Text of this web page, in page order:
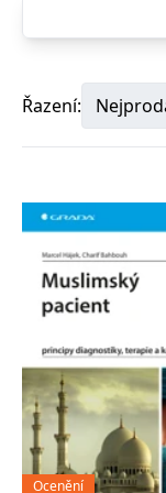
Řazení:
Ocenění
PHPSESSID